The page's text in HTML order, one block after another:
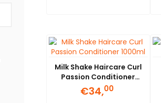
Milk Shake Haircare Curl
Passion Conditioner
1000ml
€34,00